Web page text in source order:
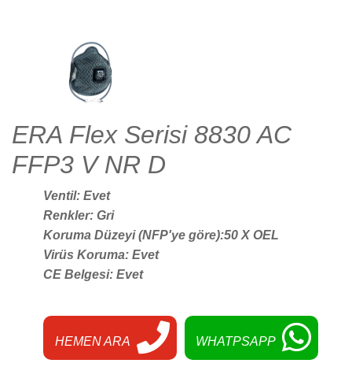
ERA Flex Serisi 8830 AC
FFP3 V NR D
Ventil: Evet
Renkler: Gri
Koruma Düzeyi (NFP'ye göre):50 X OEL
Virüs Koruma: Evet
CE Belgesi: Evet
HEMEN ARA WHATPSAPP